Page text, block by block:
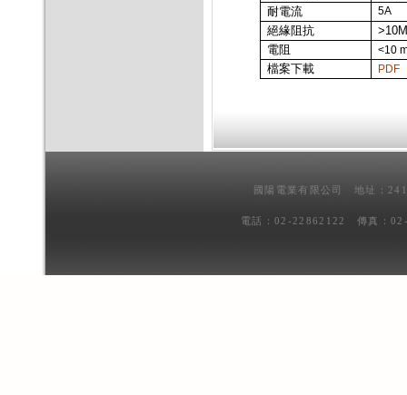
耐電流 5A
絕緣阻抗
電阻
<10
檔案下載 PDF
國陽電業有限公司 地址：
電話：02-22862122 傳真：